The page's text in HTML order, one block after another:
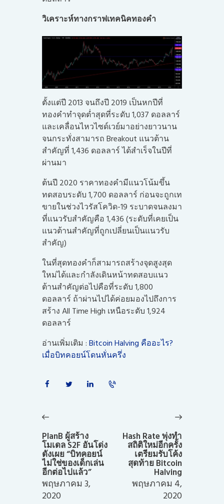
วิเคราะห์ทางกราฟเทคนิคทองคำ
ตั้งแต่ปี 2013 จนถึงปี 2019 เป็นหกปีที่
ทองคำทำจุดต่ำสุดที่ระดับ 1,037 ดอลลาร์
และเคลื่อนไหวไซด์เวย์มาอย่างยาวนาน
จนกระทั่งสามารถ Breakout แนวต้าน
สำคัญที่ 1,436 ดอลลาร์ ได้สำเร็จในปีที่
ผ่านมา
ต้นปี 2020 ราคาทองคำมีแนวโน้มขึ้น
ทดสอบระดับ 1,700 ดอลลาร์ ก่อนจะถูกเท
ขายในช่วงไวรัสโควิด-19 ระบาดจนลงมา
ที่แนวรับสำคัญคือ 1,436 (ระดับที่เคยเป็น
แนวต้านสำคัญที่ถูกเปลี่ยนเป็นแนวรับ
สำคัญ)
ในที่สุดทองคำก็สามารถสร้างจุดสูงสุด
ใหม่ได้และกำลังเดินหน้าทดสอบแนว
ต้านสำคัญต่อไปคือที่ระดับ 1,800
ดอลลาร์ ถ้าผ่านไปได้ค่อยมองไปถึงการ
สร้าง All Time High เหนือระดับ 1,924
ดอลลาร์
อ่านเพิ่มเติม :Bitcoin Halving คืออะไร?
เมื่อบิทคอยน์โดนหั่นครึ่ง
เรื่อง
post:
PlanB ผู้สร้าง
โมเดล S2F อันโด่ง
ดังเผย “บิทคอยน์
ไม่ใช่ของเด็กเล่น
อีกต่อไปแล้ว”
พฤษภาคม 3,
2020
Hash Rate พุ่งทำ
สถิติใหม่อีกครั้ง
เตรียมรับโค้ง
สุดท้าย Bitcoin
Halving
พฤษภาคม 4,
2020